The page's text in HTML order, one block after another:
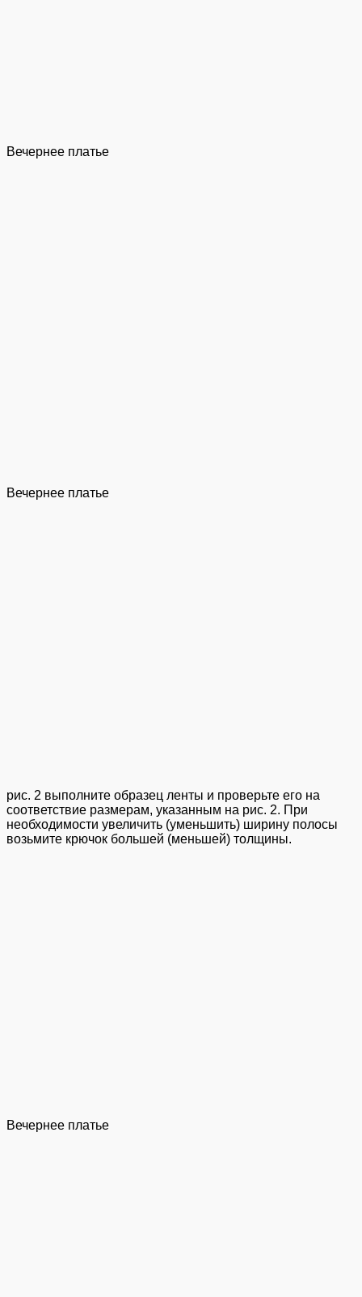
Вечернее платье
Вечернее платье
рис. 2 выполните образец ленты и проверьте его на
соответствие размерам, указанным на рис. 2. При
необходимости увеличить (уменьшить) ширину полосы
возьмите крючок большей (меньшей) толщины.
Вечернее платье